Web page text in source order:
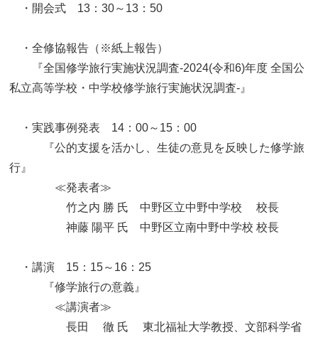
・開会式 13：30～13：50
・全修協報告（※紙上報告）
『全国修学旅行実施状況調査-2024(令和6)年度 全国公
私立高等学校・中学校修学旅行実施状況調査-』
・実践事例発表 14：00～15：00
『公的支援を活かし、生徒の意見を反映した修学旅
行』
≪発表者≫
竹之内 勝 氏 中野区立中野中学校 校長
神藤 陽平 氏 中野区立南中野中学校 校長
・講演 15：15～16：25
『修学旅行の意義』
≪講演者≫
長田 徹 氏 東北福祉大学教授、文部科学省